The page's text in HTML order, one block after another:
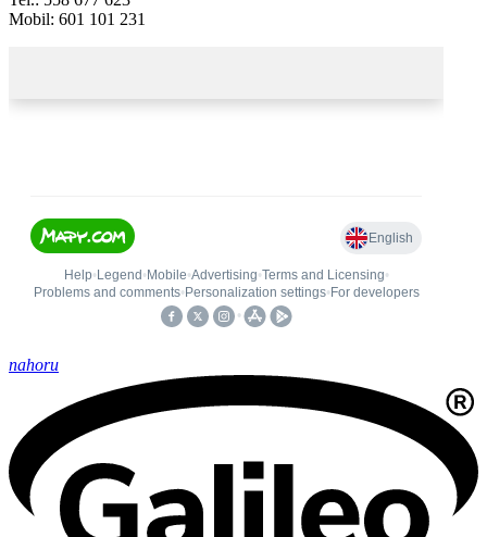
Mobil: 601 101 231
nahoru